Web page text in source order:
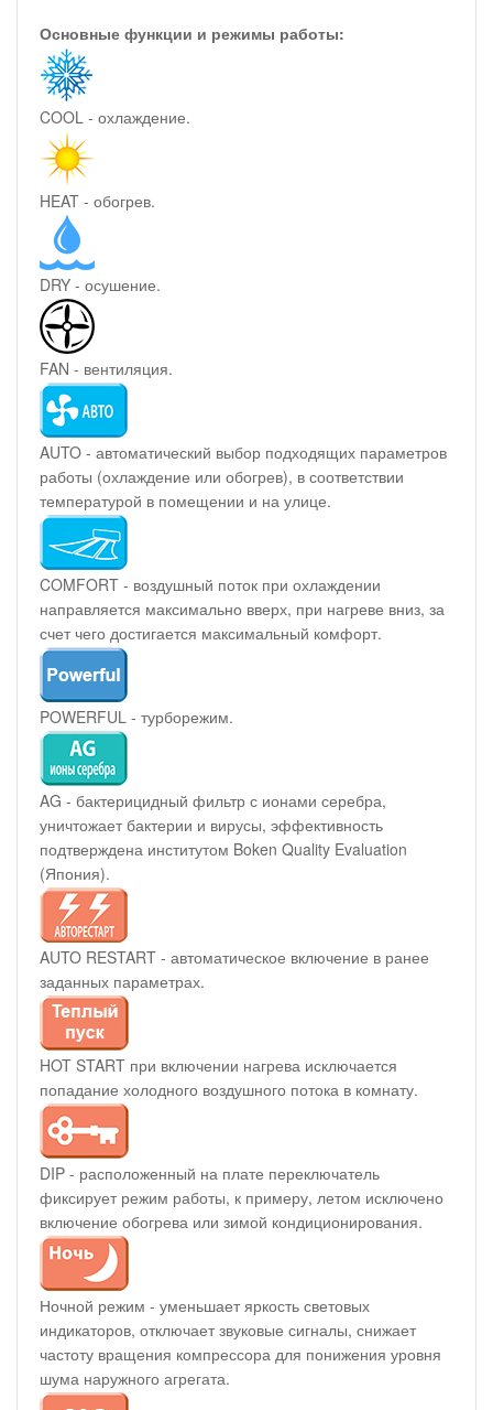
Основные функции и режимы работы:
COOL - охлаждение.
HEAT - обогрев.
DRY - осушение.
FAN - вентиляция.
AUTO - автоматический выбор подходящих параметров
работы (охлаждение или обогрев), в соответствии
температурой в помещении и на улице.
COMFORT - воздушный поток при охлаждении
направляется максимально вверх, при нагреве вниз, за
счет чего достигается максимальный комфорт.
POWERFUL - турборежим.
AG - бактерицидный фильтр с ионами серебра,
уничтожает бактерии и вирусы, эффективность
подтверждена институтом Boken Quality Evaluation
(Япония).
AUTO RESTART - автоматическое включение в ранее
заданных параметрах.
HOT START при включении нагрева исключается
попадание холодного воздушного потока в комнату.
DIP - расположенный на плате переключатель
фиксирует режим работы, к примеру, летом исключено
включение обогрева или зимой кондиционирования.
Ночной режим - уменьшает яркость световых
индикаторов, отключает звуковые сигналы, снижает
частоту вращения компрессора для понижения уровня
шума наружного агрегата.